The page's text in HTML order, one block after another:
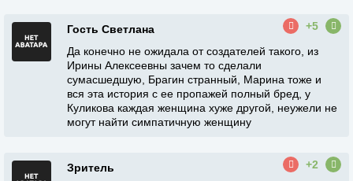
Гость Светлана
+5
Да конечно не ожидала от создателей такого, из
Ирины Алексеевны зачем то сделали
сумасшедшую, Брагин странный, Марина тоже и
вся эта история с ее пропажей полный бред, у
Куликова каждая женщина хуже другой, неужели не
могут найти симпатичную женщину
Зритель
+2